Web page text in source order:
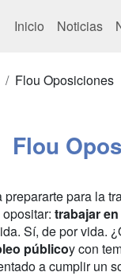
Inicio Noticias
Flou Oposiciones
Flou
prepararte para la
trabajar
Sí, de por vida.
públicoy con
a cumplir un